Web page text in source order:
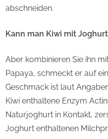
abschneiden.
Kann man Kiwi mit
Aber kombinieren Sie ihn
Papaya, schmeckt er auf
Geschmack ist laut
Kiwi enthaltene Enzym
Naturjoghurt in Kontakt,
Joghurt enthaltenen